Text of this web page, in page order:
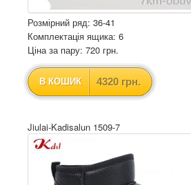
Розмірний ряд: 36-41
Комплектація ящика: 6
Ціна за пару: 720 грн.
В КОШИК 4320 грн.
Jiulai-Kadisalun 1509-7